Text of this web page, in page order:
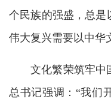
个民族的强盛，总是
伟大复兴需要以中华
文化繁荣筑牢中
总书记强调：“我们